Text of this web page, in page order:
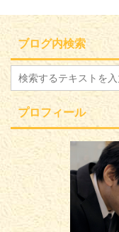
ブログ内検索
プロフィール